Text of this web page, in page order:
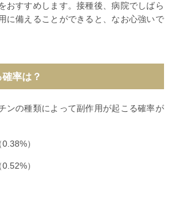
おすすめします。接種後、病院でしばら
に備えることができると、なお心強いで
率は？
ンの種類によって副作用が起こる確率が
）
）